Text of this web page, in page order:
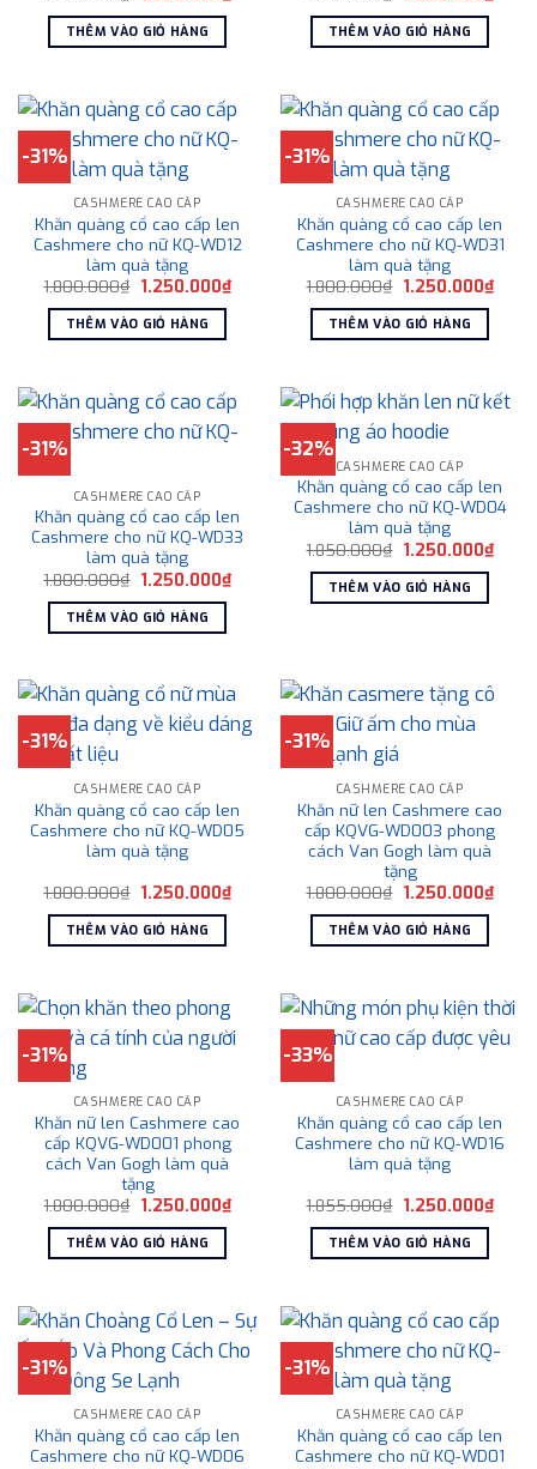
là:
1.800.000₫.
hiện
1.250.000₫.
THÊM VÀO GIỎ HÀNG là:
1.850.000₫.
hiện
THÊM VÀO GIỎ HÀNG
-31%
CASHMERE CAO CẤP
Khăn quàng cổ cao cấp len
Cashmere cho nữ KQ-WD12
làm quà tặng
1.800.000₫ Giá
là:
1.800.000₫.
1.250.000₫Giá
THÊM VÀO GIỎ HÀNG
-31%
CASHMERE CAO CẤP
Khăn quàng cổ cao cấp len
Cashmere cho nữ KQ-WD31
làm quà tặng
1.800.000₫ Giá
là:
1.800.000₫.
1.250.000₫Giá
THÊM VÀO GIỎ HÀNG
-31%
CASHMERE CAO CẤP
Khăn quàng cổ cao cấp len
Cashmere cho nữ KQ-WD33
làm quà tặng
1.800.000₫ Giá
là:
1.800.000₫.
1.250.000₫Giá
hiện
THÊM VÀO GIỎ HÀNG
-32%
CASHMERE CAO CẤP
Khăn quàng cổ cao cấp len
Cashmere cho nữ KQ-WD04
làm quà tặng
1.850.000₫ Giá
là:
1.850.000₫.
1.250.000₫Giá
hiện
THÊM VÀO GIỎ HÀNG
-31%
CASHMERE CAO CẤP
Khăn quàng cổ cao cấp len
Cashmere cho nữ KQ-WD05
làm quà tặng
1.800.000₫ Giá
là:
1.800.000₫.
1.250.000₫Giá
hiện
1.250.000₫.
THÊM VÀO GIỎ HÀNG
-31%
CASHMERE CAO CẤP
Khăn nữ len Cashmere cao
cấp KQVG-WD003 phong
cách Van Gogh làm quà
tặng
1.800.000₫ Giá
là:
1.800.000₫.
1.250.000₫Giá
hiện
THÊM VÀO GIỎ HÀNG
-31%
CASHMERE CAO CẤP
Khăn nữ len Cashmere cao
cấp KQVG-WD001 phong
cách Van Gogh làm quà
tặng
1.800.000₫ Giá
là:
1.800.000₫.
1.250.000₫Giá
hiện
1.250.000₫.
THÊM VÀO GIỎ HÀNG
-33%
CASHMERE CAO CẤP
Khăn quàng cổ cao cấp len
Cashmere cho nữ KQ-WD16
làm quà tặng
1.855.000₫ Giá
là:
1.855.000₫.
1.250.000₫Giá
hiện
THÊM VÀO GIỎ HÀNG
-31%
CASHMERE CAO CẤP
Khăn quàng cổ cao cấp len
Cashmere cho nữ KQ-WD06
-31%
CASHMERE CAO CẤP
Khăn quàng cổ cao cấp len
Cashmere cho nữ KQ-WD01